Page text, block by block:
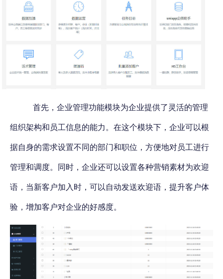
首先， 企业管理功能模块为企业提供了灵活的管理
组织架构和员工信息的能力 。在这个模块下，企业可以根
据自身的需求设置不同的部门和职位，方便地对员工进行
管理和调度。同时，企业还可以设置各种营销素材为欢迎
语，当新客户加入时，可以自动发送欢迎语，提升客户体
验，增加客户对企业的好感度。